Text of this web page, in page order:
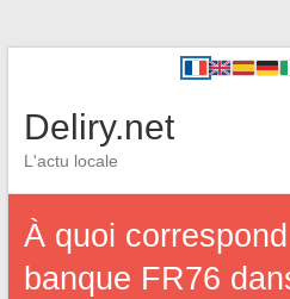
Deliry.net
L'actu locale
À quoi
banque FR76